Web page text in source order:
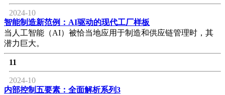
2024-10
智能制造新范例：AI驱动的现代工厂样板
当人工智能（AI）被恰当地应用于制造和供应链管理时，其
潜力巨大。
11
2024-10
内部控制五要素：全面解析系列3